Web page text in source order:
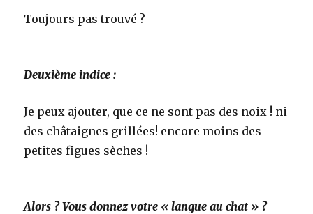
Toujours pas trouvé ?
Deuxième indice :
Je peux ajouter, que ce ne sont pas des noix ! ni
des châtaignes grillées! encore moins des
petites figues sèches !
Alors ? Vous donnez votre « langue au chat » ?